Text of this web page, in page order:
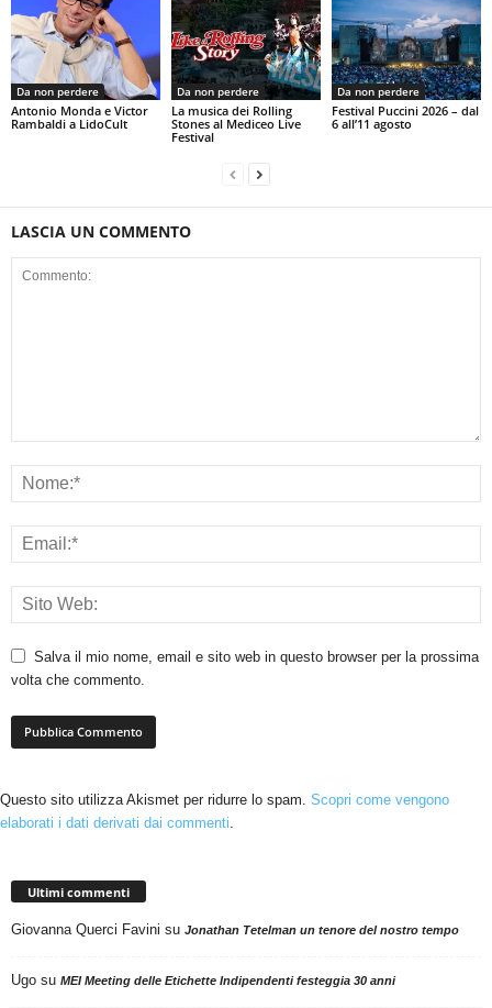
Da non perdere
Antonio Monda e Victor
Rambaldi a LidoCult
Da non perdere
La musica dei Rolling
Stones al Mediceo Live
Festival
Da non perdere
Festival Puccini 2026 – dal
6 all’11 agosto
LASCIA UN COMMENTO
Salva il mio nome, email e sito web in questo browser per la prossima
volta che commento.
Questo sito utilizza Akismet per ridurre lo spam. Scopri come vengono
elaborati i dati derivati dai commenti.
Ultimi commenti
Giovanna Querci Favini su Jonathan Tetelman un tenore del nostro tempo
Ugo su MEI Meeting delle Etichette Indipendenti festeggia 30 anni